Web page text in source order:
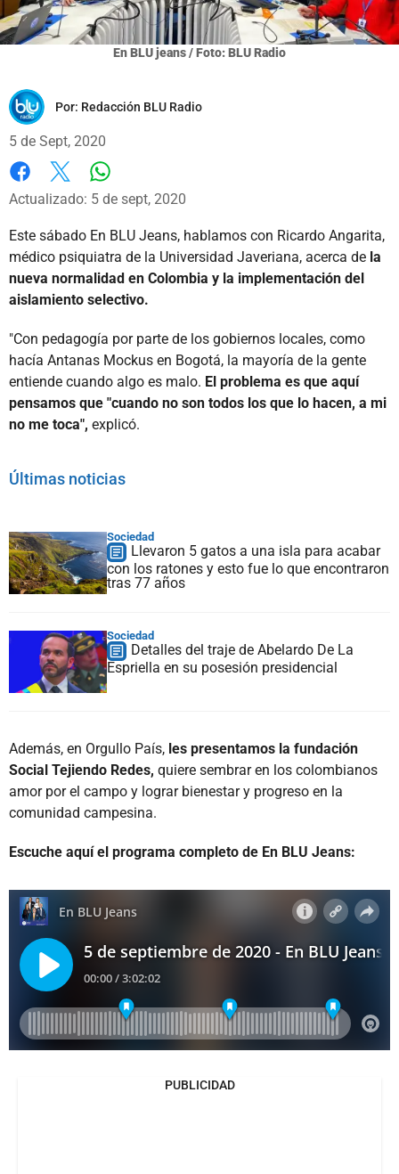
En BLU jeans / Foto: BLU Radio
Por: Redacción BLU Radio
5 de Sept, 2020
Facebook
X
Actualizado: 5 de sept, 2020
Este sábado En BLU Jeans, hablamos con Ricardo Angarita,
médico psiquiatra de la Universidad Javeriana, acerca de la
nueva normalidad en Colombia y la implementación del
aislamiento selectivo.
"Con pedagogía por parte de los gobiernos locales, como
hacía Antanas Mockus en Bogotá, la mayoría de la gente
entiende cuando algo es malo. El problema es que aquí
pensamos que "cuando no son todos los que lo hacen, a mi
no me toca", explicó.
Últimas noticias
Sociedad
Llevaron 5 gatos a una isla para acabar
con los ratones y esto fue lo que encontraron
tras 77 años
Sociedad
Detalles del traje de Abelardo De La
Espriella en su posesión presidencial
Además, en Orgullo País, les presentamos la fundación
Social Tejiendo Redes, quiere sembrar en los colombianos
amor por el campo y lograr bienestar y progreso en la
comunidad campesina.
Escuche aquí el programa completo de En BLU Jeans:
PUBLICIDAD